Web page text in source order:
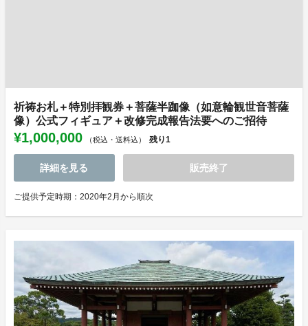
祈祷お札＋特別拝観券＋菩薩半跏像（如意輪観世音菩薩
像）公式フィギュア＋改修完成報告法要へのご招待
¥1,000,000 （税込・送料込） 残り1
詳細を見る 販売終了
ご提供予定時期：2020年2月から順次